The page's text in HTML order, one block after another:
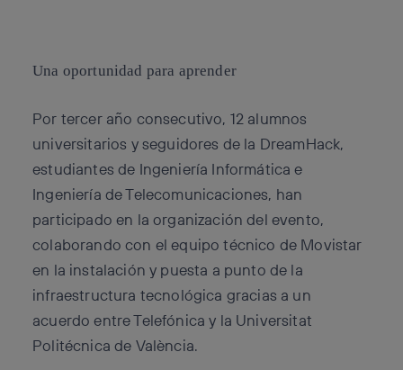
Una oportunidad para aprender
Por tercer año consecutivo, 12 alumnos
universitarios y seguidores de la DreamHack,
estudiantes de Ingeniería Informática e
Ingeniería de Telecomunicaciones, han
participado en la organización del evento,
colaborando con el equipo técnico de Movistar
en la instalación y puesta a punto de la
infraestructura tecnológica gracias a un
acuerdo entre Telefónica y la Universitat
Politécnica de València.